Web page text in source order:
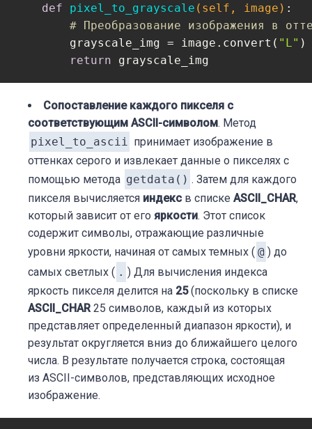
def pixel_to_grayscale (self, image) :
# Преобразование изображения в
        grayscale_img = image.convert(
"L" )
return grayscale_img
Сопоставление каждого пикселя с
соответствующим ASCII-символом. Метод
pixel_to_ascii
принимает изображение в
оттенках серого и извлекает данные о пикселях с
помощью метода getdata() . Затем для каждого
пикселя вычисляется индекс в списке ASCII_CHAR,
который зависит от его яркости. Этот список
содержит символы, отражающие различные
уровни яркости, начиная от самых темных ( @ ) до
самых светлых ( . ) Для вычисления индекса
яркость пикселя делится на 25(поскольку в списке
ASCII_CHAR 25 символов, каждый из которых
представляет определенный диапазон яркости), и
результат округляется вниз до ближайшего целого
числа. В результате получается строка, состоящая
из ASCII-символов, представляющих исходное
изображение.